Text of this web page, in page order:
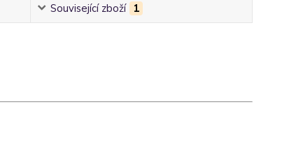
Související zboží 1